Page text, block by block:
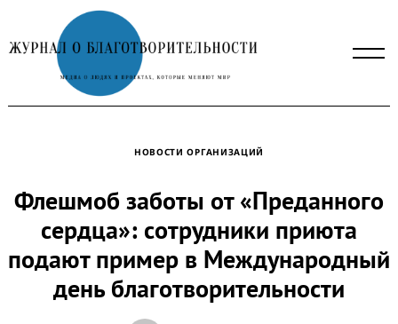
to
content
НОВОСТИ ОРГАНИЗАЦИЙ
Флешмоб заботы от «Преданного
сердца»: сотрудники приюта
подают пример в Международный
день благотворительности